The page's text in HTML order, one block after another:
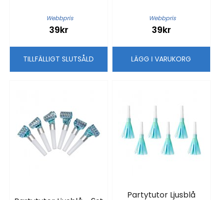
Webbpris
39kr
TILLFÄLLIGT SLUTSÅLD
Webbpris
39kr
LÄGG I VARUKORG
Partytutor Ljusblå